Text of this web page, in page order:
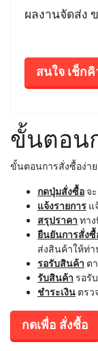
ผลงานจัดส่ง
สนใจ เช็ก
ขั้นตอน
ขั้นตอนการสั่งซื้อง่า
กดปุ่มสั่งซื้อ จ
แจ้งรายการ แ
สรุปราคา ทา
ยืนยันการสั่งซื้
ส่งสินค้าให้ท่
รอรับสินค้า ต
รับสินค้า รอรั
ชำระเงิน ตรว
กดเพื่อ สั่งซื้อ